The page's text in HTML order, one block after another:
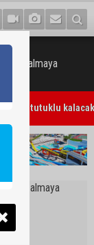
almaya